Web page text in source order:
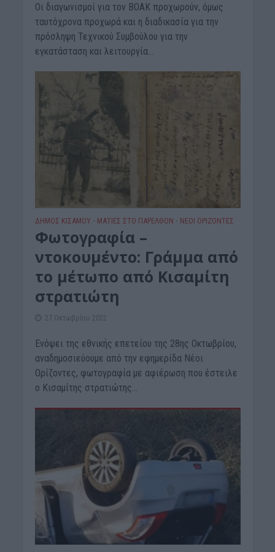
Οι διαγωνισμοί για τον ΒΟΑΚ προχωρούν, όμως
ταυτόχρονα προχωρά και η διαδικασία για την
πρόσληψη Τεχνικού Συμβούλου για την
εγκατάσταση και λειτουργία...
ΔΉΜΟΣ ΚΙΣΆΜΟΥ • ΜΑΤΙΕΣ ΣΤΟ ΠΑΡΕΛΘΟΝ • ΝΕΟΙ ΟΡΙΖΟΝΤΕΣ
Φωτογραφία –
ντοκουμέντο: Γράμμα από
το μέτωπο από Κισαμίτη
στρατιώτη
27 Οκτωβρίου 2022
Ενόψει της εθνικής επετείου της 28ης Οκτωβρίου,
αναδημοσιεύουμε από την εφημερίδα Νέοι
Ορίζοντες, φωτογραφία με αφιέρωση που έστειλε
ο Κισαμίτης στρατιώτης...